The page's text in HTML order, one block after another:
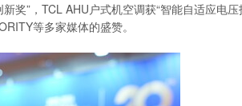
奖”，TCL AHU户式机空调获“智能自适应电压
等多家媒体的盛赞。